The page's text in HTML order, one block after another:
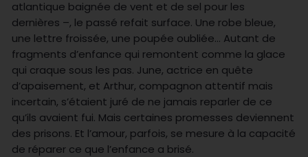
atlantique baignée de vent et de sel pour les
dernières –, le passé refait surface. Une robe bleue,
une lettre froissée, une poupée oubliée… Autant de
fragments d’enfance qui remontent comme la glace
qui craque sous les pas. June, actrice en quête
d’apaisement, et Arthur, compagnon attentif mais
incertain, s’étaient juré de ne jamais reparler de ce
qu’ils avaient fui. Mais certaines promesses deviennent
des prisons. Et l’amour, parfois, se mesure à la capacité
de réparer ce que l’enfance a brisé.